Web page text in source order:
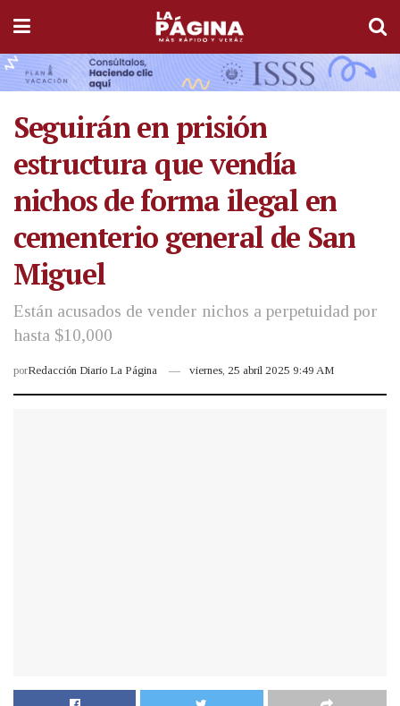
Seguirán en prisión
estructura que vendía
nichos de forma ilegal en
cementerio general de San
Miguel
Están acusados de vender nichos a perpetuidad por
hasta $10,000
porRedacción Diario La Página viernes, 25 abril 2025 9:49 AM